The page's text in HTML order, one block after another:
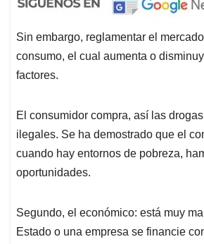
Sin embargo, reglamentar el
consumo, el cual aumenta o
factores.
El consumidor compra, así las
ilegales. Se ha demostrado que el
cuando hay entornos de pobreza,
oportunidades.
Segundo, el económico: está muy
Estado o una empresa se financie